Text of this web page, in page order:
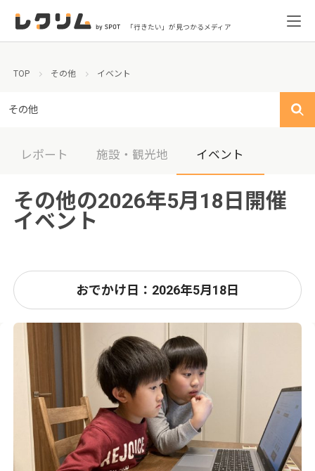
「行きたい」が見つかるメディア
TOP その他 イベント
その他
レポート 施設・観光地 イベント
その他の2026年5月18日開催
イベント
おでかけ日：2026年5月18日